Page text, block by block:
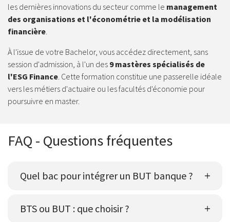
les dernières innovations du secteur comme le management
des organisations et l'économétrie et la modélisation
financière.
À l'issue de votre Bachelor, vous accédez directement, sans
session d'admission, à l'un des 9 mastères spécialisés de
l'ESG Finance. Cette formation constitue une passerelle idéale
vers les métiers d'actuaire ou les facultés d'économie pour
poursuivre en master.
FAQ - Questions fréquentes
Quel bac pour intégrer un BUT banque ?
BTS ou BUT : que choisir ?